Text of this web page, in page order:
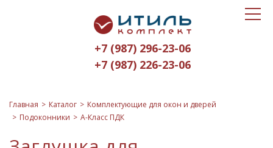
Итиль-
Комплект
logo
+7 (987) 296-23-06
+7 (987) 226-23-06
Toggle
Главная Каталог
Комплектующие для окон и дверей
Подоконники
А-Класс ПДК